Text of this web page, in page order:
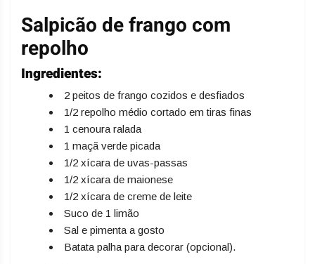
Salpicão de frango com
repolho
Ingredientes:
2 peitos de frango cozidos e desfiados
1/2 repolho médio cortado em tiras finas
1 cenoura ralada
1 maçã verde picada
1/2 xícara de uvas-passas
1/2 xícara de maionese
1/2 xícara de creme de leite
Suco de 1 limão
Sal e pimenta a gosto
Batata palha para decorar (opcional).